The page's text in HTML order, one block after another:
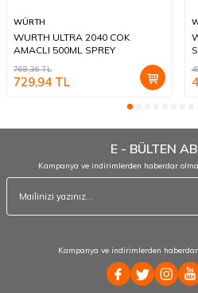
WÜRTH
WURTH ULTRA 2040 COK
AMACLI 500ML SPREY
768,36TL
729,94 TL
E - BÜLTEN
Kampanya ve indirimlerden haberdar
Kampanya ve indirimlerden